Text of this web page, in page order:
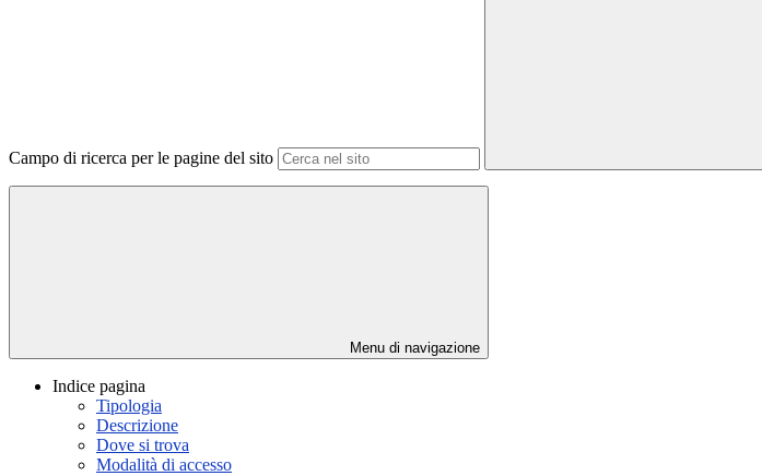
Campo di ricerca per le pagine del sito
Menu di navigazione
Indice pagina
Tipologia
Descrizione
Dove si trova
Modalità di accesso